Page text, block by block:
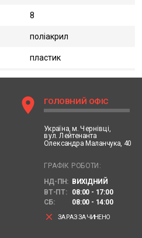
8
поліакрил
пластик
location_on ГОЛОВНИЙ ОФІС
Україна, м. Чернівці,
вул. Лейтенанта
Олександра Маланчука, 40
ГРАФІК РОБОТИ:
НД-ПН: ВИХІДНИЙ
ВТ-ПТ:
08:00 - 17:00
СБ:
08:00 - 14:00
clear ЗАРАЗ ЗАЧИНЕНО